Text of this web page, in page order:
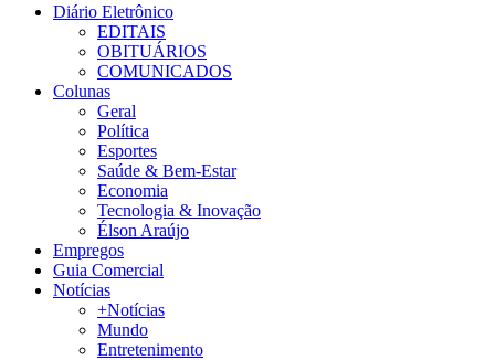
Diário Eletrônico
EDITAIS
OBITUÁRIOS
COMUNICADOS
Colunas
Geral
Política
Esportes
Saúde & Bem-Estar
Economia
Tecnologia & Inovação
Élson Araújo
Empregos
Guia Comercial
Notícias
+Notícias
Mundo
Entretenimento